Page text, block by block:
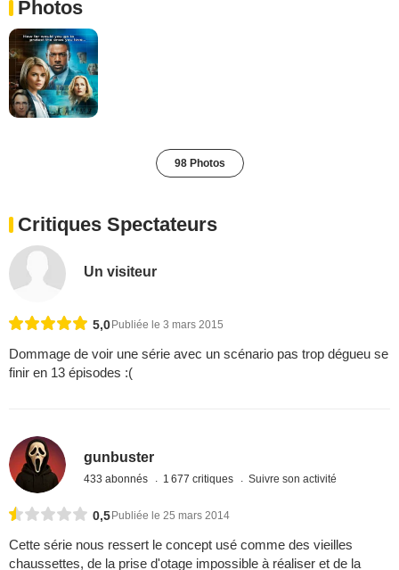
Photos
98 Photos
Critiques Spectateurs
Un visiteur
5,0 Publiée le 3 mars 2015
Dommage de voir une série avec un scénario pas trop dégueu se
finir en 13 épisodes :(
gunbuster
433 abonnés 1 677 critiques Suivre son activité
0,5 Publiée le 25 mars 2014
Cette série nous ressert le concept usé comme des vieilles
chaussettes, de la prise d'otage impossible à réaliser et de la